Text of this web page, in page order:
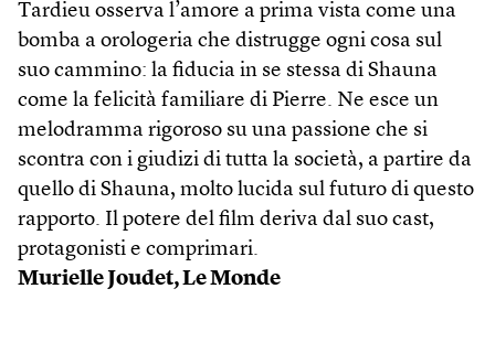
Tardieu osserva l’amore a prima vista come una
bomba a orologeria che distrugge ogni cosa sul
suo cammino: la fiducia in se stessa di Shauna
come la felicità familiare di Pierre. Ne esce un
melodramma rigoroso su una passione che si
scontra con i giudizi di tutta la società, a partire da
quello di Shauna, molto lucida sul futuro di questo
rapporto. Il potere del film deriva dal suo cast,
protagonisti e comprimari.
Murielle Joudet, Le Monde